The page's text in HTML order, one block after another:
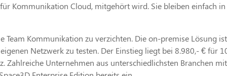
Kommunikation Cloud, mitgehört wird. Sie bleiben einfach in
Team Kommunikation zu verzichten. Die on-premise Lösung
Netzwerk zu testen. Der Einstieg liegt bei 8.980,- € für
Zahlreiche Unternehmen aus unterschiedlichsten Branchen mit